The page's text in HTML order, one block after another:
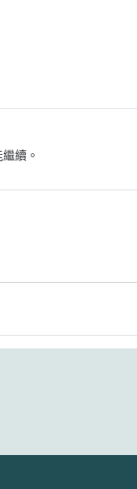
續。